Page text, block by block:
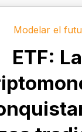
Modelar el
ETF: